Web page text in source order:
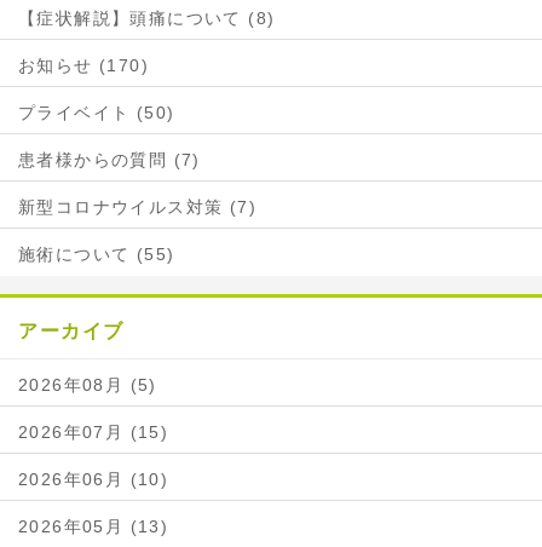
【症状解説】頭痛について (8)
お知らせ (170)
プライベイト (50)
患者様からの質問 (7)
新型コロナウイルス対策 (7)
施術について (55)
アーカイブ
2026年08月 (5)
2026年07月 (15)
2026年06月 (10)
2026年05月 (13)